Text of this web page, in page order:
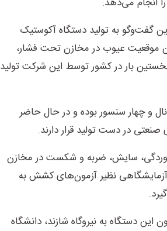
گفت‌وگو به تولید دستگاه آکوستیک
موقعیت عیوب در مخازن تحت فشار،
بار در کشور توسط این شرکت تولید
و چهار سنسور بوده و در حال حاضر
سایش، ضربه و شکست در مخازن
نظیر آزمون‌های کشش به
دستگاه به نیروگاه شازند، دانشگاه